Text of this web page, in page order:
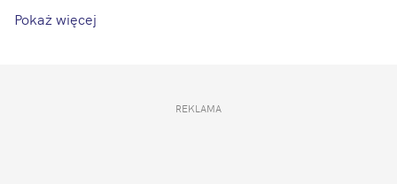
przydadzą?). Zawsze zależy mi na tym, by moje
internetowe. Prywatnie: romantyk-pozytywista – jak
Pokaż więcej
REKLAMA